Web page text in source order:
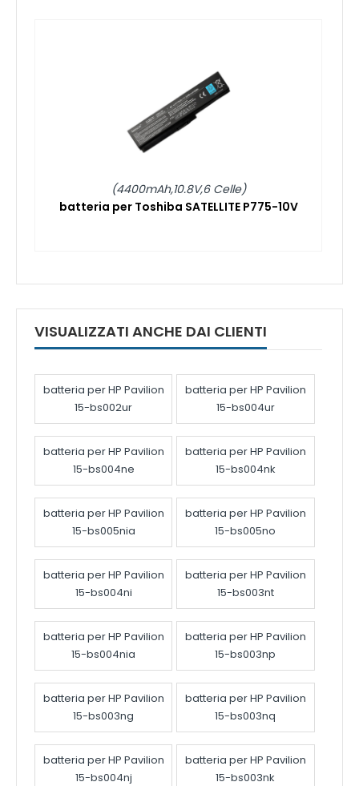
(4400mAh,10.8V,6 Celle)
batteria per Toshiba SATELLITE P775-10V
VISUALIZZATI ANCHE DAI CLIENTI
batteria per HP Pavilion
15-bs002ur
batteria per HP Pavilion
15-bs004ur
batteria per HP Pavilion
15-bs004ne
batteria per HP Pavilion
15-bs004nk
batteria per HP Pavilion
15-bs005nia
batteria per HP Pavilion
15-bs005no
batteria per HP Pavilion
15-bs004ni
batteria per HP Pavilion
15-bs003nt
batteria per HP Pavilion
15-bs004nia
batteria per HP Pavilion
15-bs003np
batteria per HP Pavilion
15-bs003ng
batteria per HP Pavilion
15-bs003nq
batteria per HP Pavilion
15-bs004nj
batteria per HP Pavilion
15-bs003nk